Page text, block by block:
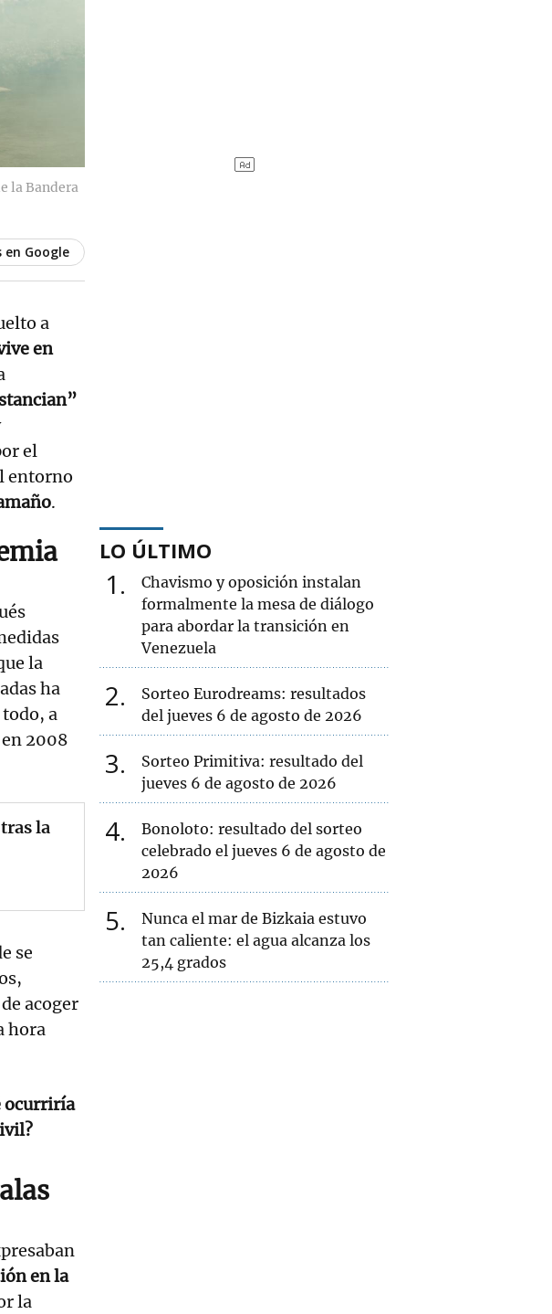
la Bandera
en Google
a
en
el
entorno
.
la
ha
todo, a
2008
la
se
acoger
hora
ocurriría
en la
la
LO ÚLTIMO
1
Chavismo y oposición instalan
formalmente la mesa de diálogo
para abordar la transición en
Venezuela
2
Sorteo Eurodreams: resultados
del jueves 6 de agosto de 2026
3
Sorteo Primitiva: resultado del
jueves 6 de agosto de 2026
4
Bonoloto: resultado del sorteo
celebrado el jueves 6 de agosto de
2026
5
Nunca el mar de Bizkaia estuvo
tan caliente: el agua alcanza los
25,4 grados